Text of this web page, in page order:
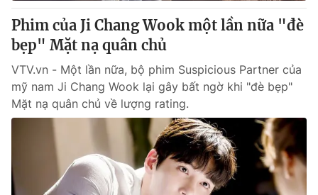
Phim của Ji Chang Wook một lần nữa "đè
bẹp" Mặt nạ quân chủ
VTV.vn - Một lần nữa, bộ phim Suspicious Partner của
mỹ nam Ji Chang Wook lại gây bất ngờ khi "đè bẹp"
Mặt nạ quân chủ về lượng rating.